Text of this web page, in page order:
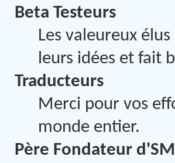
Beta Testeurs
Les valeureux
leurs idées et fait
Traducteurs
Merci pour vos
monde entier.
Père Fondateur